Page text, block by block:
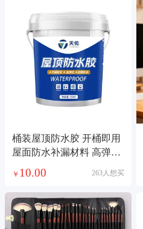
桶装屋顶防水胶 开桶即用
屋面防水补漏材料 高弹抗
裂外墙防水漆防水涂料
￥ 10.00 263人想买